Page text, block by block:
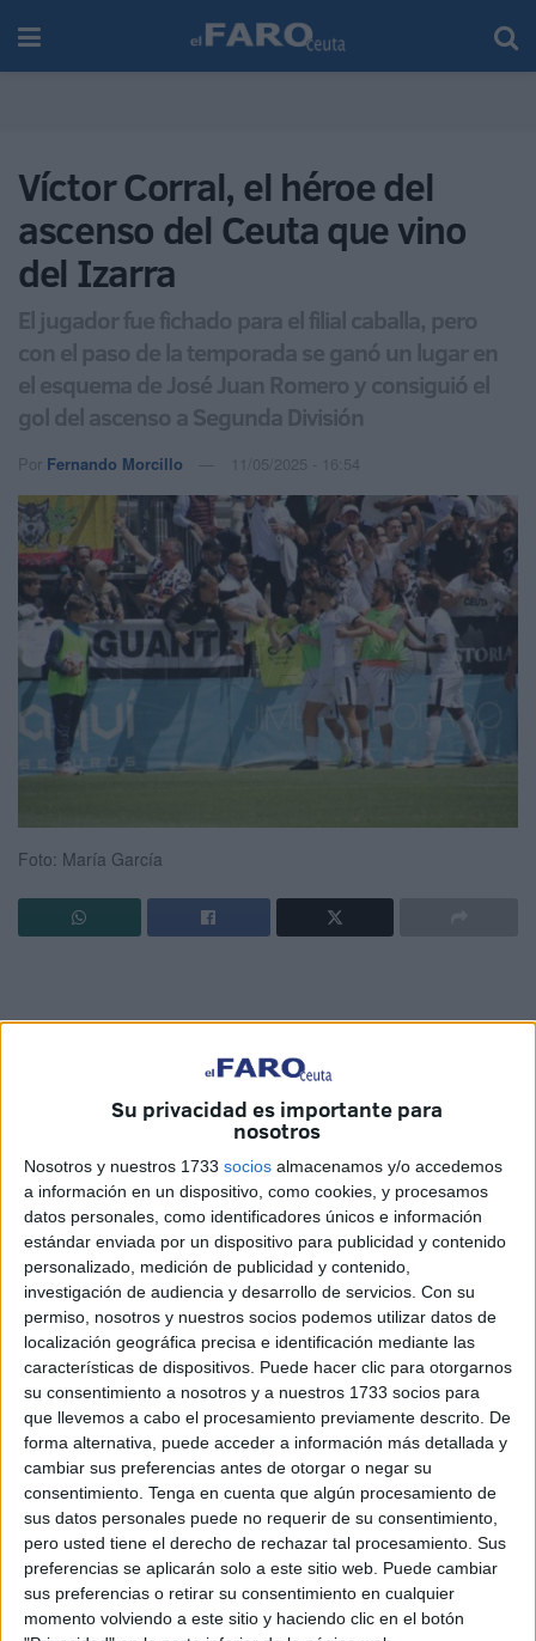
Su privacidad es importante para
nosotros
Nosotros y nuestros 1733 socios almacenamos y/o accedemos
a información en un dispositivo, como cookies, y procesamos
datos personales, como identificadores únicos e información
estándar enviada por un dispositivo para publicidad y contenido
personalizado, medición de publicidad y contenido,
investigación de audiencia y desarrollo de servicios. Con su
permiso, nosotros y nuestros socios podemos utilizar datos de
localización geográfica precisa e identificación mediante las
características de dispositivos. Puede hacer clic para otorgarnos
su consentimiento a nosotros y a nuestros 1733 socios para
que llevemos a cabo el procesamiento previamente descrito. De
forma alternativa, puede acceder a información más detallada y
cambiar sus preferencias antes de otorgar o negar su
consentimiento. Tenga en cuenta que algún procesamiento de
sus datos personales puede no requerir de su consentimiento,
pero usted tiene el derecho de rechazar tal procesamiento. Sus
preferencias se aplicarán solo a este sitio web. Puede cambiar
sus preferencias o retirar su consentimiento en cualquier
momento volviendo a este sitio y haciendo clic en el botón
Víctor Corral, el héroe del
ascenso del Ceuta que vino
del Izarra
El jugador fue fichado para el filial caballa, pero
con el paso de la temporada se ganó un lugar en
el esquema de José Juan Romero y consiguió el
gol del ascenso a Segunda División
Por Fernando Morcillo 11/05/2025 - 16:54
Foto: María García
El héroe del ascenso tiene nombre y apellido
. El jugador que fichó por el filial de Ceuta
dado el ascenso al club caballa en Fuenlabrada
gracias al testarazo que propinó en la segunda parte,
equipo ceutíestá en Segunda División.
El madrileño se convierte en historiatras anotar el gol
delascenso del Ceuta a Segunda División. El jugador
queempezó la temporadaen el filial del Ceuta ha ido
asumiendo galones con el paso de los partidos y
haciéndose un hueco en el esquema de José Juan
Romero.
Tanto es así, que lo hizo debutar con el primer equipo y
ganarse un puesto en el once inicial. Una lesión lo dejó
apartado del terreno de juego en unos partidos pero llegó